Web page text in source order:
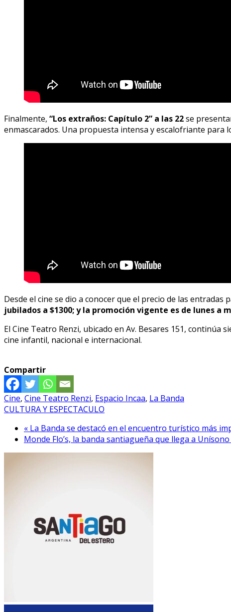
Finalmente, “Los extraños: Capítulo 2” a las 22se
enmascarados. Una propuesta intensa y escalofriante para
Desde el cine se dio a conocer que el precio de las entradas
jubilados a $1300; y la promoción vigente es de lunes a
El Cine Teatro Renzi, ubicado en Av. Besares 151,
cine infantil, nacional e internacional.
Compartir
Cine, Cine Teatro Renzi, Espacio Incaa, La Banda
CULTURA Y ESPECTACULO
« La Banda se destacó en el encuentro turístico más
Monde Flo’s, la banda santiagueña que llega a Unísono